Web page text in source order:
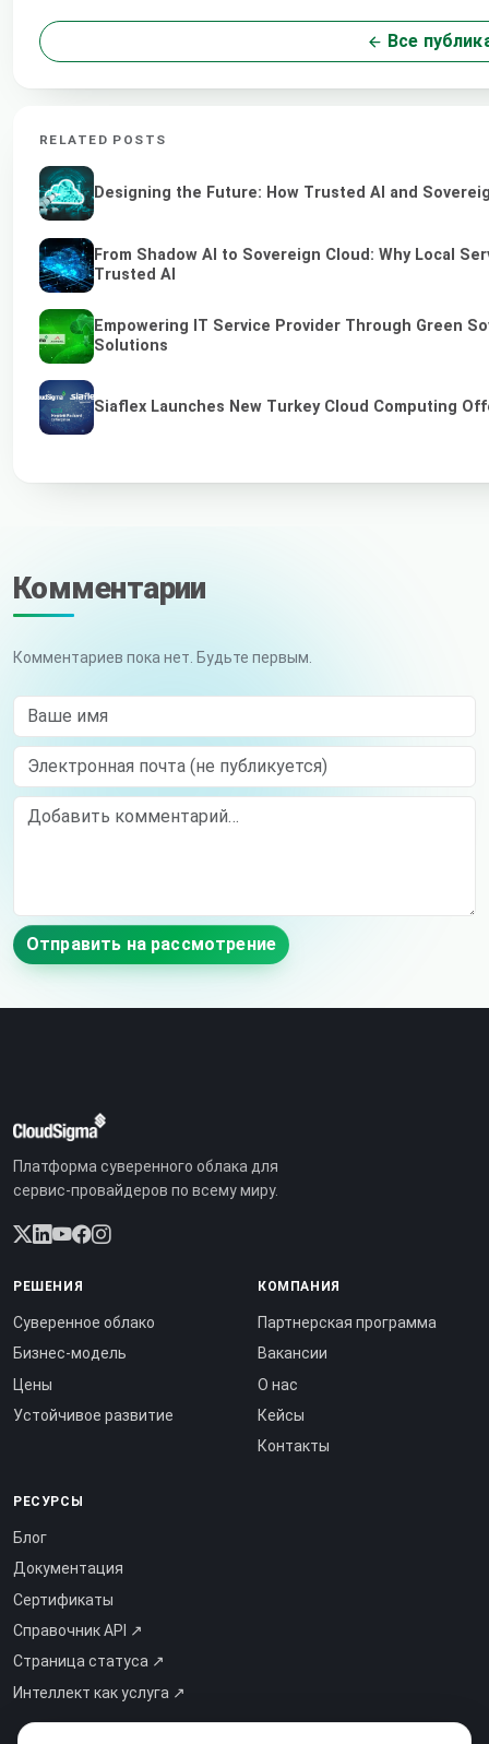
Все
RELATED POSTS
Designing the Future: How Trusted AI and
From Shadow AI to Sovereign Cloud: Why Local
Trusted AI
Empowering IT Service Provider Through Green
Solutions
Siaflex Launches New Turkey Cloud Computing
Комментарии
Комментариев пока нет. Будьте первым.
Ваше имя
Электронная почта (не публикуется)
Comment
Отправить на рассмотрение
Платформа суверенного облака для
сервис-провайдеров по всему миру.
РЕШЕНИЯ
Суверенное облако
Бизнес-модель
Цены
Устойчивое развитие
КОМПАНИЯ
Партнерская программа
Вакансии
О нас
Кейсы
Контакты
РЕСУРСЫ
Блог
Документация
Сертификаты
Справочник API ↗
Страница статуса ↗
Интеллект как услуга ↗